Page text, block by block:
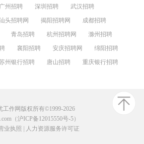
广州招聘 深圳招聘
武汉招聘
头招聘网 揭阳招聘网
成都招聘
青岛招聘 杭州招聘网
滁州招聘
襄阳招聘 安庆招聘网
绵阳招聘
州银行招聘 唐山招聘
重庆银行招聘
工作网版权所有©1999-2026
（沪ICP备12015550号-5）
业执照
人力资源服务许可证